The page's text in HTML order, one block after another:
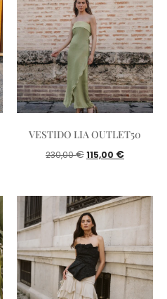
VESTIDO LIA OUTLET50
230,00€115,00 €